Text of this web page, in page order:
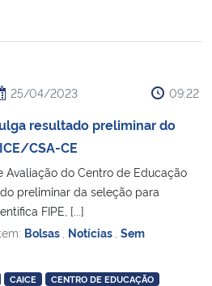
25/04/2023 09:22
resultado preliminar do
CSA-CE
Avaliação do Centro de Educação
preliminar da seleção para
FIPE, [...]
Bolsas Notícias Sem
CAICE CENTRO DE EDUCAÇÃO